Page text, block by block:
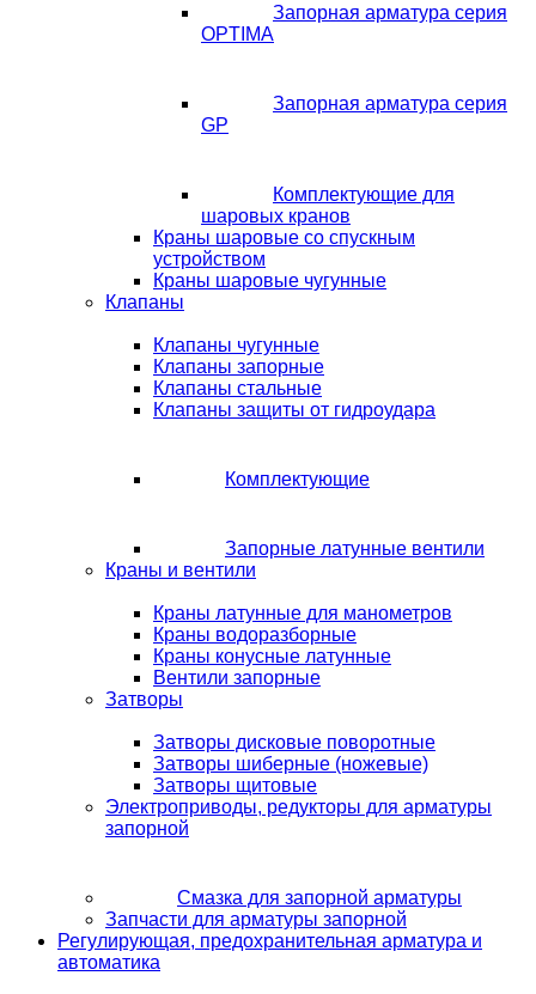
Запорная арматура серия
OPTIMA
Запорная арматура серия
GP
Комплектующие для
шаровых кранов
Краны шаровые со спускным
устройством
Краны шаровые чугунные
Клапаны
Клапаны чугунные
Клапаны запорные
Клапаны стальные
Клапаны защиты от гидроудара
Комплектующие
Запорные латунные вентили
Краны и вентили
Краны латунные для манометров
Краны водоразборные
Краны конусные латунные
Вентили запорные
Затворы
Затворы дисковые поворотные
Затворы шиберные (ножевые)
Затворы щитовые
Электроприводы, редукторы для арматуры
запорной
Смазка для запорной арматуры
Запчасти для арматуры запорной
Регулирующая, предохранительная арматура и
автоматика